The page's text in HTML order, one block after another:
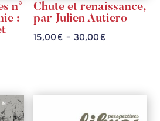
n°
:
Chute et renaissance,
par Julien Autiero
15,00€ – 30,00€Plage
à
30,00 €